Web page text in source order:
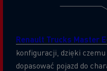
Renault Trucks Master
konfiguracji, dzięki
dopasować pojazd do